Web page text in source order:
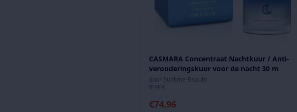
CASMARA Concentraat Nachtkuur / Anti-
verouderingskuur voor de nacht 30 m
door Sublime-Beauty
IEPER
€74.96